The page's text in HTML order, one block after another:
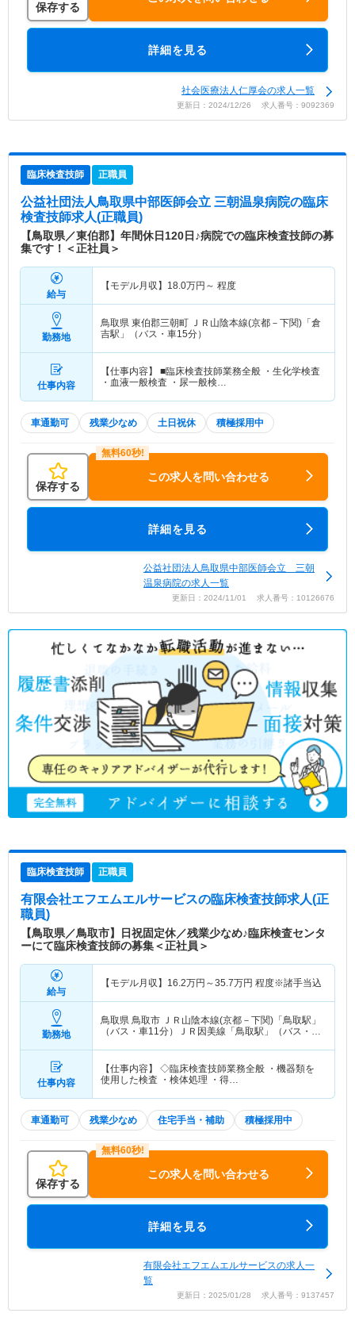
保存する
詳細を見る
社会医療法人仁厚会の求人一覧
更新日：2024/12/26 求人番号：9092369
臨床検査技師 正職員
公益社団法人鳥取県中部医師会立 三朝温泉病院の臨床
検査技師求人(正職員)
【鳥取県／東伯郡】年間休日120日♪病院での臨床検査技師の募
集です！＜正社員＞
給与
【モデル月収】 18.0万円～ 程度
勤務地
鳥取県 東伯郡三朝町 ＪＲ山陰本線(京都－下関)「倉
吉駅」（バス・車15分）
仕事内容
【仕事内容】 ■臨床検査技師業務全般 ・生化学検査
・血液一般検査 ・尿一般検…
車通勤可 残業少なめ 土日祝休 積極採用中
保存する
この求人を問い合わせる
詳細を見る
公益社団法人鳥取県中部医師会立 三朝
温泉病院の求人一覧
更新日：2024/11/01 求人番号：10126676
臨床検査技師 正職員
有限会社エフエムエルサービスの臨床検査技師求人(正
職員)
【鳥取県／鳥取市】日祝固定休／残業少なめ♪臨床検査センタ
ーにて臨床検査技師の募集＜正社員＞
給与
【モデル月収】 16.2万円～35.7万円 程度※諸手当込
勤務地
鳥取県 鳥取市 ＪＲ山陰本線(京都－下関)「鳥取駅」
（バス・車11分）ＪＲ因美線「鳥取駅」（バス・車
仕事内容
【仕事内容】 ◇臨床検査技師業務全般 ・機器類を
使用した検査 ・検体処理 ・得…
車通勤可 残業少なめ 住宅手当・補助 積極採用中
保存する
この求人を問い合わせる
詳細を見る
有限会社エフエムエルサービスの求人一
覧
更新日：2025/01/28 求人番号：9137457